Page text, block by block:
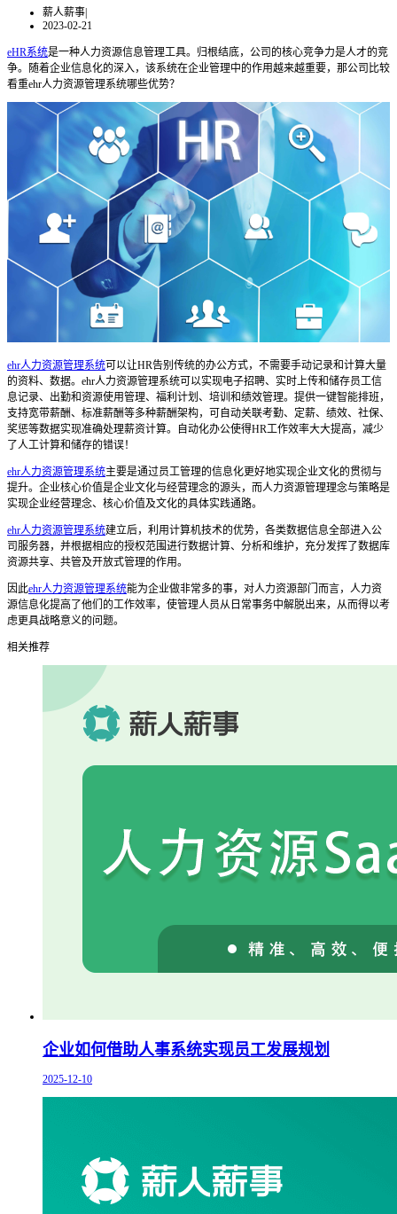
薪人薪事|
2023-02-21
eHR系统是一种人力资源信息管理工具。归根结底，公司的核心竞争力是人才的竞
争。随着企业信息化的深入，该系统在企业管理中的作用越来越重要，那公司比较
看重ehr人力资源管理系统哪些优势？
ehr人力资源管理系统可以让HR告别传统的办公方式，不需要手动记录和计算大量
的资料、数据。ehr人力资源管理系统可以实现电子招聘、实时上传和储存员工信
息记录、出勤和资源使用管理、福利计划、培训和绩效管理。提供一键智能排班，
支持宽带薪酬、标准薪酬等多种薪酬架构，可自动关联考勤、定薪、绩效、社保、
奖惩等数据实现准确处理薪资计算。自动化办公使得HR工作效率大大提高，减少
了人工计算和储存的错误！
ehr人力资源管理系统主要是通过员工管理的信息化更好地实现企业文化的贯彻与
提升。企业核心价值是企业文化与经营理念的源头，而人力资源管理理念与策略是
实现企业经营理念、核心价值及文化的具体实践通路。
ehr人力资源管理系统建立后，利用计算机技术的优势，各类数据信息全部进入公
司服务器，并根据相应的授权范围进行数据计算、分析和维护，充分发挥了数据库
资源共享、共管及开放式管理的作用。
因此ehr人力资源管理系统能为企业做非常多的事，对人力资源部门而言，人力资
源信息化提高了他们的工作效率，使管理人员从日常事务中解脱出来，从而得以考
虑更具战略意义的问题。
相关推荐
企业如何借助人事系统实现员工发展规划
2025-12-10